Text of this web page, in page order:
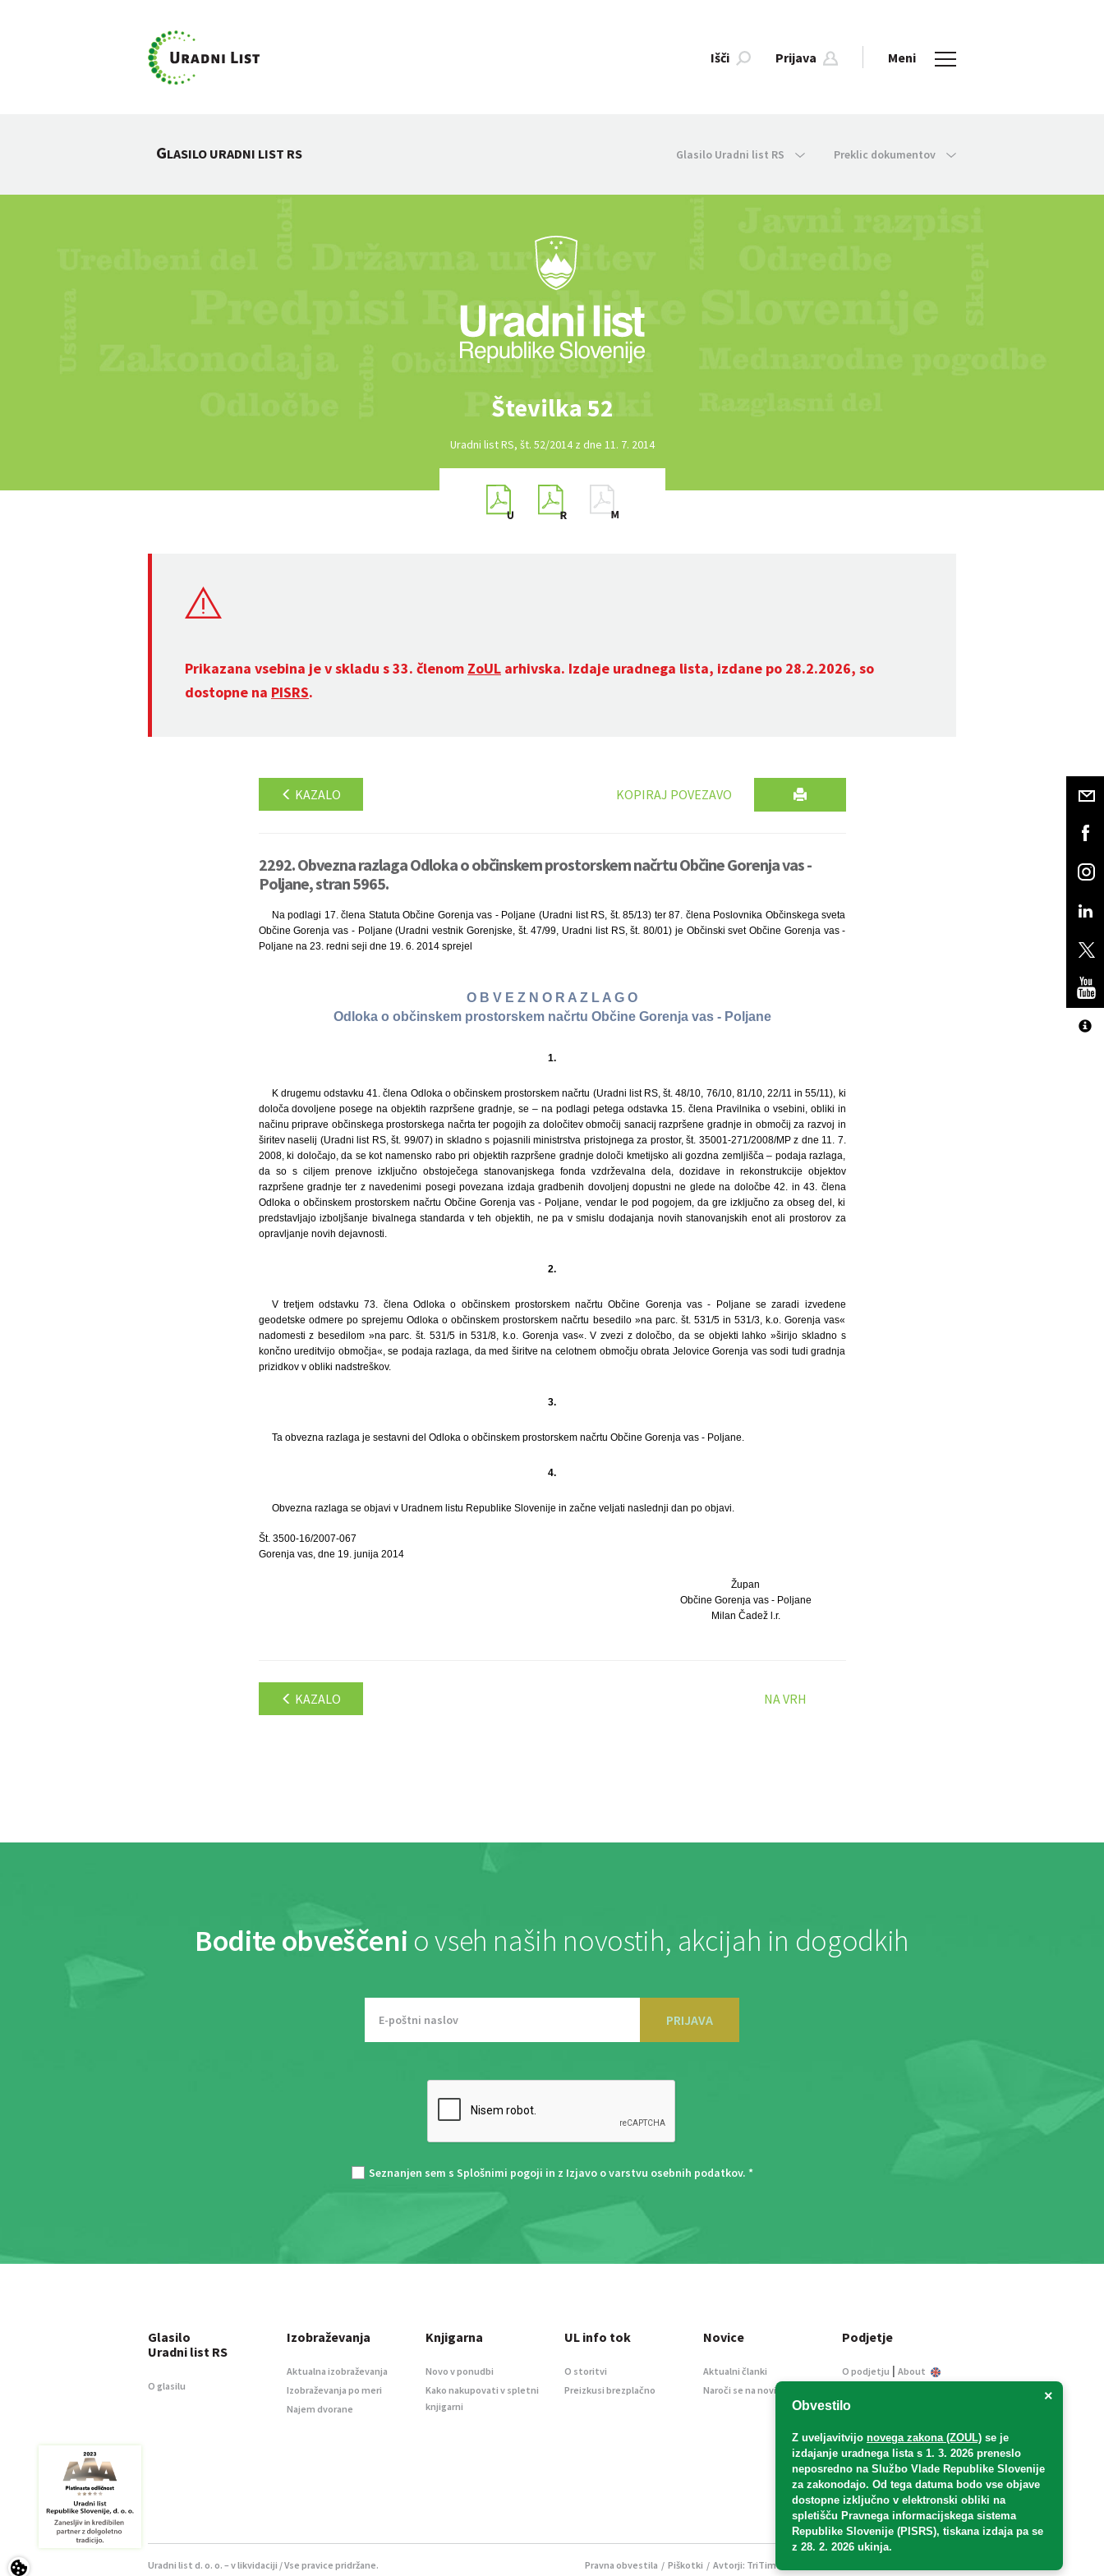
Išči Prijava Meni
GLASILO URADNI LIST RS Glasilo Uradni list RS Preklic dokumentov
Številka 52
Uradni list RS, št. 52/2014 z dne 11. 7. 2014
Prikazana vsebina je v skladu s 33. členom ZoUL arhivska. Izdaje uradnega lista, izdane po 28.2.2026, so
dostopne na PISRS.
KAZALO KOPIRAJ POVEZAVO
2292. Obvezna razlaga Odloka o občinskem prostorskem načrtu Občine Gorenja vas -
Poljane, stran 5965.
Na podlagi 17. člena Statuta Občine Gorenja vas - Poljane (Uradni list RS, št. 85/13) ter 87. člena Poslovnika Občinskega sveta
Občine Gorenja vas - Poljane (Uradni vestnik Gorenjske, št. 47/99, Uradni list RS, št. 80/01) je Občinski svet Občine Gorenja vas -
Poljane na 23. redni seji dne 19. 6. 2014 sprejel
O B V E Z N O R A Z L A G O
Odloka o občinskem prostorskem načrtu Občine Gorenja vas - Poljane
1.
K drugemu odstavku 41. člena Odloka o občinskem prostorskem načrtu (Uradni list RS, št. 48/10, 76/10, 81/10, 22/11 in 55/11), ki
določa dovoljene posege na objektih razpršene gradnje, se – na podlagi petega odstavka 15. člena Pravilnika o vsebini, obliki in
načinu priprave občinskega prostorskega načrta ter pogojih za določitev območij sanacij razpršene gradnje in območij za razvoj in
širitev naselij (Uradni list RS, št. 99/07) in skladno s pojasnili ministrstva pristojnega za prostor, št. 35001-271/2008/MP z dne 11. 7.
2008, ki določajo, da se kot namensko rabo pri objektih razpršene gradnje določi kmetijsko ali gozdna zemljišča – podaja razlaga,
da so s ciljem prenove izključno obstoječega stanovanjskega fonda vzdrževalna dela, dozidave in rekonstrukcije objektov
razpršene gradnje ter z navedenimi posegi povezana izdaja gradbenih dovoljenj dopustni ne glede na določbe 42. in 43. člena
Odloka o občinskem prostorskem načrtu Občine Gorenja vas - Poljane, vendar le pod pogojem, da gre izključno za obseg del, ki
predstavljajo izboljšanje bivalnega standarda v teh objektih, ne pa v smislu dodajanja novih stanovanjskih enot ali prostorov za
opravljanje novih dejavnosti.
2.
V tretjem odstavku 73. člena Odloka o občinskem prostorskem načrtu Občine Gorenja vas - Poljane se zaradi izvedene
geodetske odmere po sprejemu Odloka o občinskem prostorskem načrtu besedilo »na parc. št. 531/5 in 531/3, k.o. Gorenja vas«
nadomesti z besedilom »na parc. št. 531/5 in 531/8, k.o. Gorenja vas«. V zvezi z določbo, da se objekti lahko »širijo skladno s
končno ureditvijo območja«, se podaja razlaga, da med širitve na celotnem območju obrata Jelovice Gorenja vas sodi tudi gradnja
prizidkov v obliki nadstreškov.
3.
Ta obvezna razlaga je sestavni del Odloka o občinskem prostorskem načrtu Občine Gorenja vas - Poljane.
4.
Obvezna razlaga se objavi v Uradnem listu Republike Slovenije in začne veljati naslednji dan po objavi.
Št. 3500-16/2007-067
Gorenja vas, dne 19. junija 2014
Župan
Občine Gorenja vas - Poljane
Milan Čadež l.r.
KAZALO NA VRH
Bodite obveščeni o vseh naših novostih, akcijah in dogodkih
PRIJAVA
Seznanjen sem s Splošnimi pogoji in z Izjavo o varstvu osebnih podatkov. *
×
Obvestilo
Z uveljavitvijo novega zakona (ZOUL) se je
izdajanje uradnega lista s 1. 3. 2026 preneslo
neposredno na Službo Vlade Republike Slovenije
za zakonodajo. Od tega datuma bodo vse objave
dostopne izključno v elektronski obliki na
spletišču Pravnega informacijskega sistema
Republike Slovenije (PISRS), tiskana izdaja pa se
z 28. 2. 2026 ukinja.
Glasilo
Uradni list RS
O glasilu
Izobraževanja
Aktualna izobraževanja
Izobraževanja po meri
Najem dvorane
Knjigarna
Novo v ponudbi
Kako nakupovati v spletni
knjigarni
UL info tok
O storitvi
Preizkusi brezplačno
Novice
Aktualni članki
Naroči se na novice
Podjetje
O podjetju | About
Informacije javnega
Oglaševanje
Splošni pogoji
Izjava o varstvu osebnih
podatkov
E-dražbe
Uradni list d. o. o. – v likvidaciji / Vse pravice pridržane. Pravna obvestila / Piškotki / Avtorji: TriTim spletna agencija